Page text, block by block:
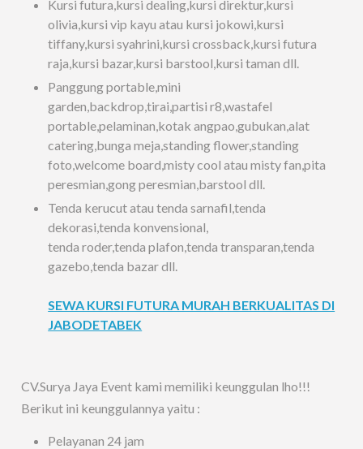
Kursi futura,kursi dealing,kursi direktur,kursi
olivia,kursi vip kayu atau kursi jokowi,kursi
tiffany,kursi syahrini,kursi crossback,kursi futura
raja,kursi bazar,kursi barstool,kursi taman dll.
Panggung portable,mini
garden,backdrop,tirai,partisi r8,wastafel
portable,pelaminan,kotak angpao,gubukan,alat
catering,bunga meja,standing flower,standing
foto,welcome board,misty cool atau misty fan,pita
peresmian,gong peresmian,barstool dll.
Tenda kerucut atau tenda sarnafil,tenda
dekorasi,tenda konvensional,
tenda roder,tenda plafon,tenda transparan,tenda
gazebo,tenda bazar dll.
SEWA KURSI FUTURA MURAH BERKUALITAS DI
JABODETABEK
CV.Surya Jaya Event kami memiliki keunggulan lho!!!
Berikut ini keunggulannya yaitu :
Pelayanan 24 jam